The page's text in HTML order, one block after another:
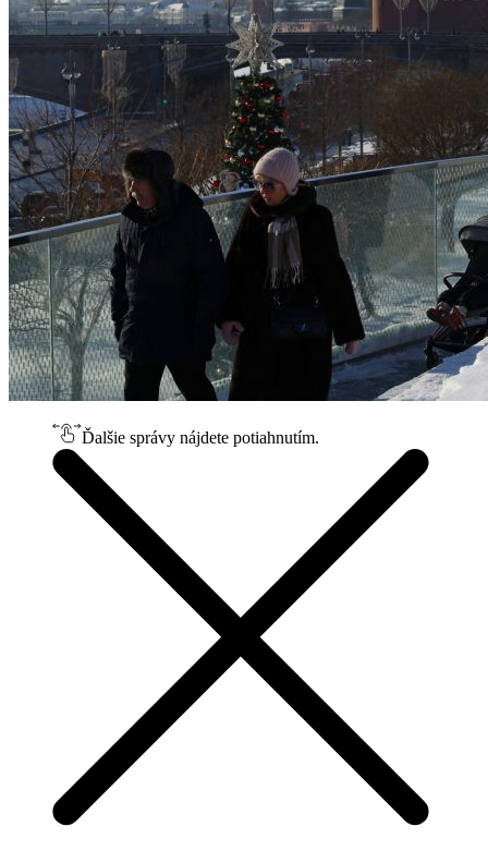
Ďalšie správy nájdete potiahnutím.